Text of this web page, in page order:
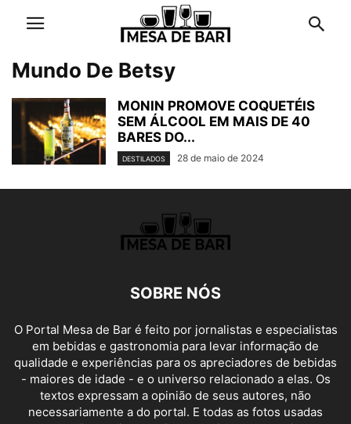
Mundo De Betsy
MONIN PROMOVE COQUETÉIS
SEM ÁLCOOL EM MAIS DE 40
BARES DO...
DESTILADOS 28 de maio de 2024
SOBRE NÓS
O Portal Mesa de Bar é feito por jornalistas e especialistas
em bebidas e gastronomia para levar informação de
qualidade e experiências para os apreciadores de bebidas
- maiores de idade - e o universo relacionado a elas. Os
textos expressam a opinião de seus autores, não
necessariamente a do portal. E todas as fotos usadas